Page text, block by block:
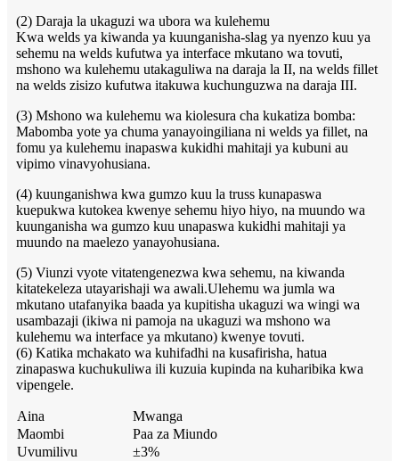
(2) Daraja la ukaguzi wa ubora wa kulehemu
Kwa welds ya kiwanda ya kuunganisha-slag ya nyenzo kuu ya
sehemu na welds kufutwa ya interface mkutano wa tovuti,
mshono wa kulehemu utakaguliwa na daraja la II, na welds fillet
na welds zisizo kufutwa itakuwa kuchunguzwa na daraja III.
(3) Mshono wa kulehemu wa kiolesura cha kukatiza bomba:
Mabomba yote ya chuma yanayoingiliana ni welds ya fillet, na
fomu ya kulehemu inapaswa kukidhi mahitaji ya kubuni au
vipimo vinavyohusiana.
(4) kuunganishwa kwa gumzo kuu la truss kunapaswa
kuepukwa kutokea kwenye sehemu hiyo hiyo, na muundo wa
kuunganisha wa gumzo kuu unapaswa kukidhi mahitaji ya
muundo na maelezo yanayohusiana.
(5) Viunzi vyote vitatengenezwa kwa sehemu, na kiwanda
kitatekeleza utayarishaji wa awali.Ulehemu wa jumla wa
mkutano utafanyika baada ya kupitisha ukaguzi wa wingi wa
usambazaji (ikiwa ni pamoja na ukaguzi wa mshono wa
kulehemu wa interface ya mkutano) kwenye tovuti.
(6) Katika mchakato wa kuhifadhi na kusafirisha, hatua
zinapaswa kuchukuliwa ili kuzuia kupinda na kuharibika kwa
vipengele.
Aina
Mwanga
Maombi
Paa za Miundo
Uvumilivu
±3%